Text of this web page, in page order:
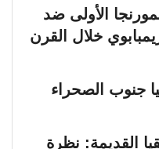
الأولى ضد
خلال القرن
جنوب الصحراء
القديمة: نظرة